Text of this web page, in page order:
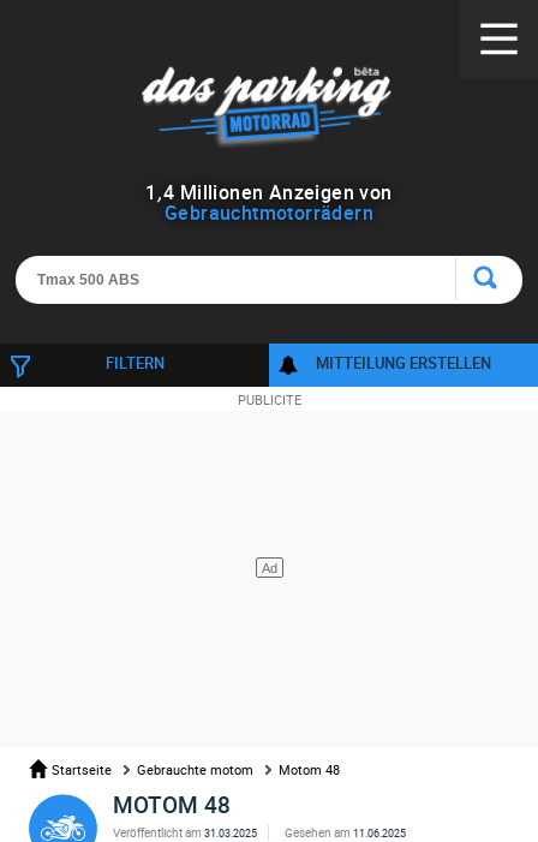
1 ,4 Millionen Anzeigen von
Gebrauchtmotorrädern
FILTERN MITTEILUNG ERSTELLEN
Startseite Gebrauchte motom Motom 48
MOTOM 48
Veröffentlicht am 31.03.2025 Gesehen am 11.06.2025